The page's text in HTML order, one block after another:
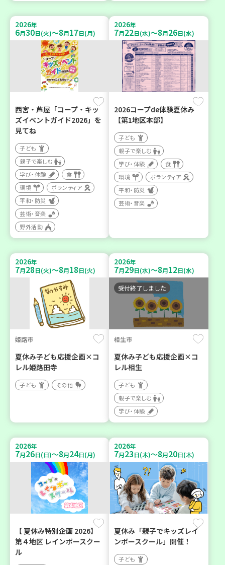
2026年
6月30日(火)～8月17日(月)
西宮・芦屋「コープ・キッ
ズイベントガイド2026」を
見てね
子ども
親子で楽しむ
学び・体験
食
環境
ボランティア
平和・防災
芸術・音楽
野外活動
2026年
7月22日(水)～8月26日(水)
2026コープde体験夏休み
【第1地区本部】
子ども
親子で楽しむ
学び・体験
食
環境
ボランティア
平和・防災
芸術・音楽
2026年
7月28日(火)～8月18日(火)
姫路市
夏休み子ども応援企画×コ
レル姫路田寺
子ども その他
2026年
7月29日(水)～8月12日(水)
受付終了しました
相生市
夏休み子ども応援企画×コ
レル相生
子ども
親子で楽しむ
学び・体験
2026年
7月26日(日)～8月24日(月)
【 夏休み特別企画 2026】
第４地区 レインボースクー
ル
2026年
7月23日(木)～8月20日(木)
夏休み「親子でキッズレイ
ンボースクール」開催！
子ども